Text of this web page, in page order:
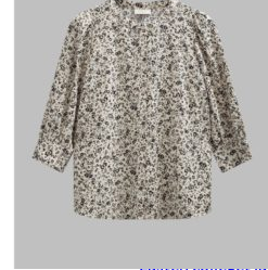
Sukat ja
Naisten yöasut
Naisten
Naisten takit
Naisten kevät-ja
Naisten
Naisten talvitakit
LAPSET
Lasten paidat
Lasten paidat
Lasten
Lasten
Lasten colleget